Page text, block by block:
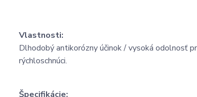
Vlastnosti:
Dlhodobý antikorózny účinok / vysoká odolnosť
rýchloschnúci.
Špecifikácie: